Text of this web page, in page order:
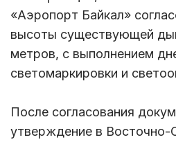
«Аэропорт Байкал»
высоты существующей
метров, с выполнением
светомаркировки и
После согласования
утверждение в Восточно-